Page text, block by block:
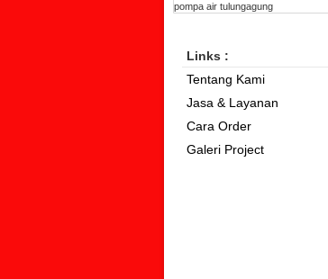
pompa air tulungagung
Links :
Tentang Kami
Jasa & Layanan
Cara Order
Galeri Project